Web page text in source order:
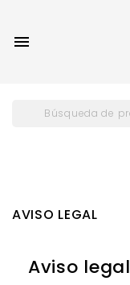

AVISO LEGAL
Aviso legal